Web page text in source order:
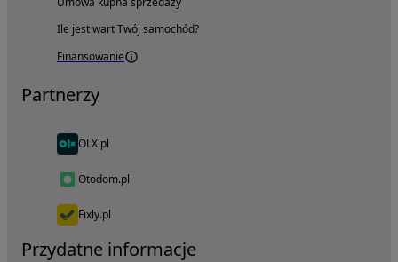
Ile jest wart Twój samochód?
Finansowanie
Partnerzy
OLX.pl
Otodom.pl
Fixly.pl
Przydatne informacje